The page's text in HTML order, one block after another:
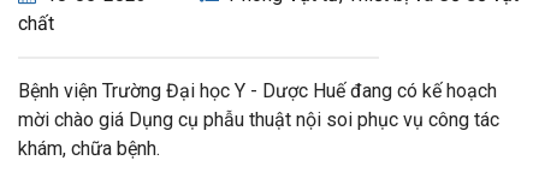
chất
Bệnh viện Trường Đại học Y - Dược Huế đang có kế hoạch
mời chào giá Dụng cụ phẫu thuật nội soi phục vụ công tác
khám, chữa bệnh.